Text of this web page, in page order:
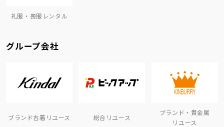
礼服・喪服レンタル
グループ会社
ブランド古着リユース 総合リユース
ブランド・貴金属
リユース